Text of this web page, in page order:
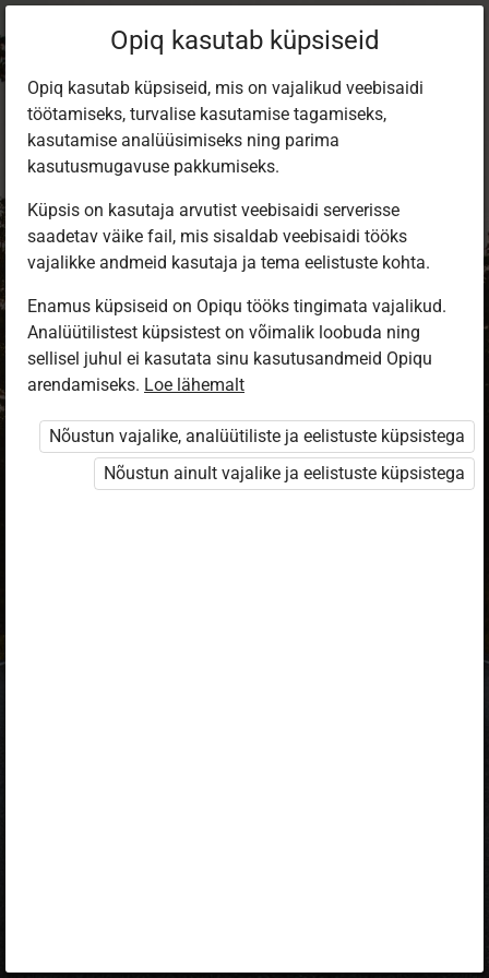
Sisene Opiqusse
Vali, kuidas end tuvastada
eKool
Stuudium
Opiq
HarID
Opiq kasutab küpsiseid
Opiq kasutab küpsiseid, mis on vajalikud veebisaidi
töötamiseks, turvalise kasutamise tagamiseks,
kasutamise analüüsimiseks ning parima
kasutusmugavuse pakkumiseks.
Küpsis on kasutaja arvutist veebisaidi serverisse
saadetav väike fail, mis sisaldab veebisaidi tööks
vajalikke andmeid kasutaja ja tema eelistuste kohta.
Enamus küpsiseid on Opiqu tööks tingimata vajalikud.
Analüütilistest küpsistest on võimalik loobuda ning
sellisel juhul ei kasutata sinu kasutusandmeid Opiqu
arendamiseks. Loe lähemalt
Nõustun vajalike, analüütiliste ja eelistuste küpsistega
Nõustun ainult vajalike ja eelistuste küpsistega